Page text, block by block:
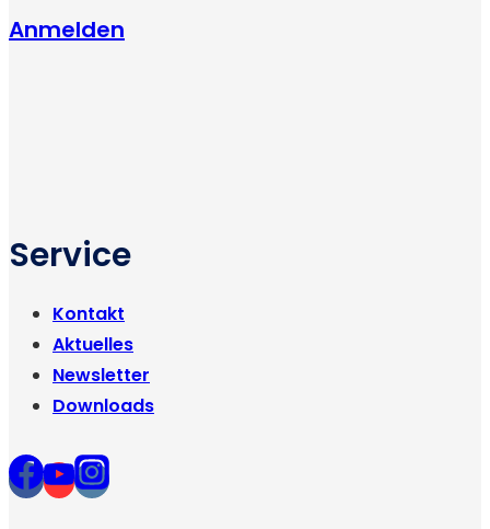
Anmelden
Service
Kontakt
Aktuelles
Newsletter
Downloads